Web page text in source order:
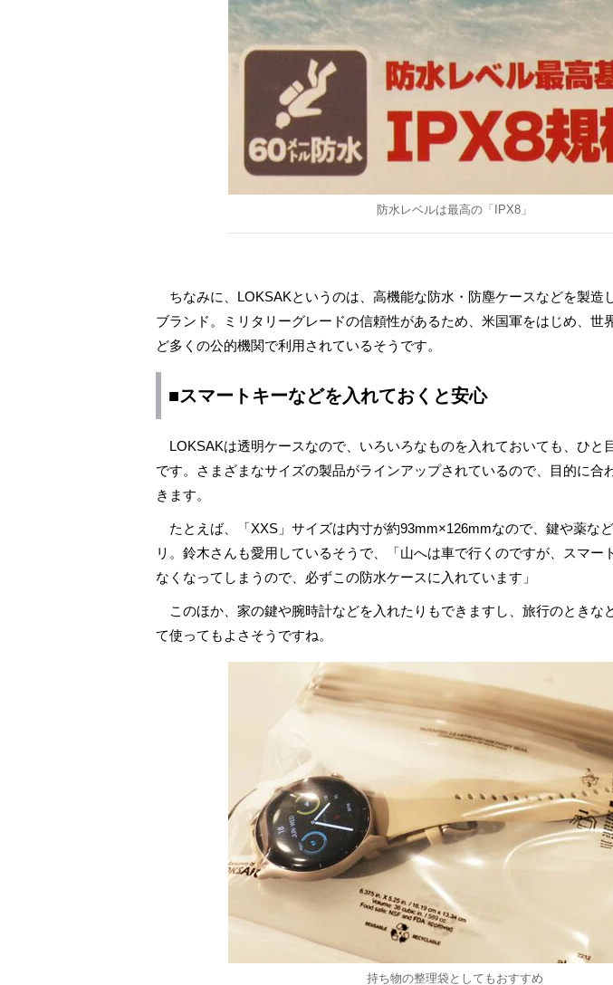
防水レベルは最高の「IPX8」
ちなみに、LOKSAKというのは、高機能な防水・防塵ケースなどを製造
ブランド。ミリタリーグレードの信頼性があるため、米国軍をはじめ、世
ど多くの公的機関で利用されているそうです。
■スマートキーなどを入れておくと安心
LOKSAKは透明ケースなので、いろいろなものを入れておいても、ひと
です。さまざまなサイズの製品がラインアップされているので、目的に合
きます。
たとえば、「XXS」サイズは内寸が約93mm×126mmなので、鍵や薬な
リ。鈴木さんも愛用しているそうで、「山へは車で行くのですが、スマー
なくなってしまうので、必ずこの防水ケースに入れています」
このほか、家の鍵や腕時計などを入れたりもできますし、旅行のときな
て使ってもよさそうですね。
持ち物の整理袋としてもおすすめ
缶詰博士の缶たん
料理